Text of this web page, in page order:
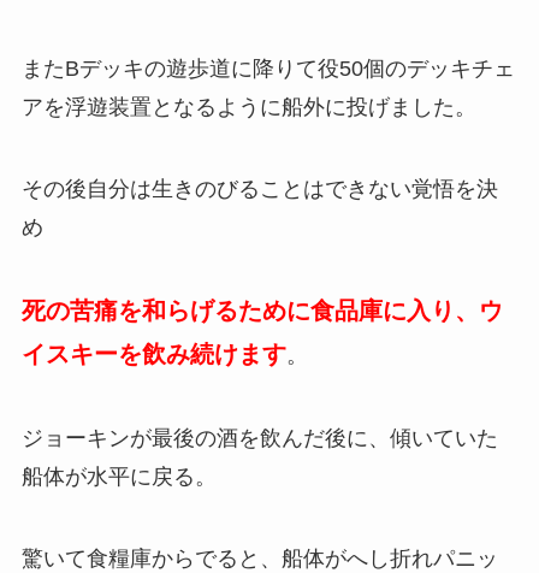
またBデッキの遊歩道に降りて役50個のデッキチェ
アを浮遊装置となるように船外に投げました。
その後自分は生きのびることはできない覚悟を決
め
死の苦痛を和らげるために食品庫に入り、ウ
イスキーを飲み続けます。
ジョーキンが最後の酒を飲んだ後に、傾いていた
船体が水平に戻る。
驚いて食糧庫からでると、船体がへし折れパニッ